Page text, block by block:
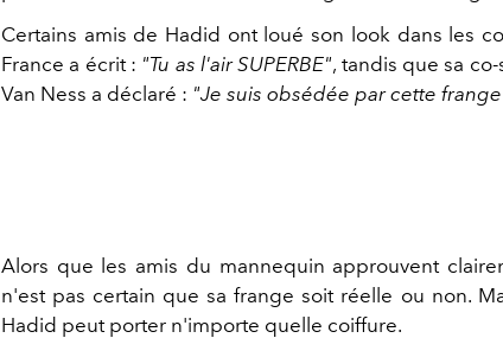
Certains amis de Hadid ont loué son look dans les
France a écrit : "Tu as l'air SUPERBE", tandis que sa
Van Ness a déclaré : "Je suis obsédée par cette
Alors que les amis du mannequin approuvent
n'est pas certain que sa frange soit réelle ou non.
Hadid peut porter n'importe quelle coiffure.